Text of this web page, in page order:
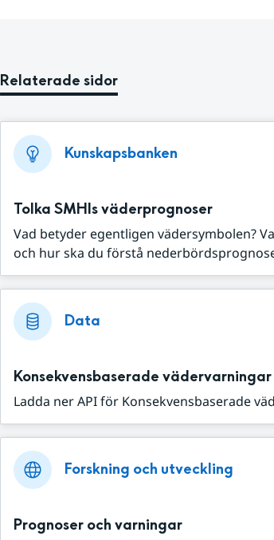
Relaterade sidor
Kunskapsbanken
Tolka SMHIs väderprognoser
Vad betyder egentligen vädersymbolen?
och hur ska du förstå
Data
Konsekvensbaserade vädervarningar
Ladda ner API för Konsekvensbaserade
Forskning och utveckling
Prognoser och varningar